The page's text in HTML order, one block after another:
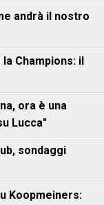
andrà il nostro
Champions: il
ora è una
Lucca"
sondaggi
Koopmeiners: